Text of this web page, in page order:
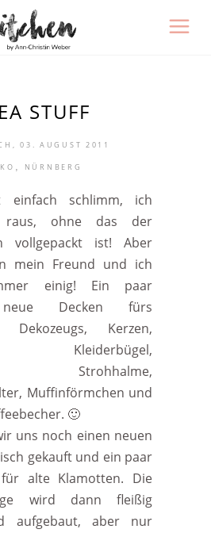
STUFF
03. AUGUST 2011
, NÜRNBERG
einfach schlimm, ich
raus, ohne das der
vollgepackt ist! Aber
mein Freund und ich
einig! Ein paar
neue Decken fürs
Dekozeugs, Kerzen,
Kleiderbügel,
Strohhalme,
Muffinförmchen und
🙂
uns noch einen neuen
gekauft und ein paar
alte Klamotten. Die
wird dann fleißig
aufgebaut, aber nur